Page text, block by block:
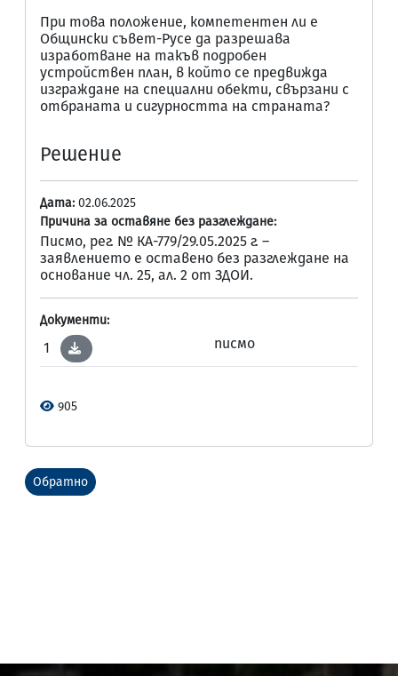
При това положение, компетентен ли е
Общински съвет-Русе да разрешава
изработване на такъв подробен
устройствен план, в който се предвижда
изграждане на специални обекти, свързани с
отбраната и сигурността на страната?
Решение
Дата: 02.06.2025
Причина за оставяне без разглеждане:
Писмо, рег. № КА-779/29.05.2025 г. –
заявлението е оставено без разглеждане на
основание чл. 25, ал. 2 от ЗДОИ.
Документи:
1 писмо
905
Обратно